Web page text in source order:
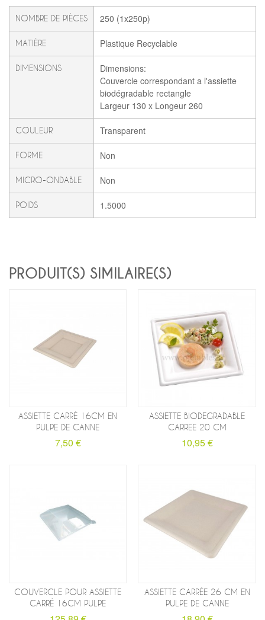
NOMBRE DE PIÈCES 250 (1x250p)
MATIÈRE Plastique Recyclable
DIMENSIONS
Dimensions:
Couvercle correspondant a l'assiette
biodégradable rectangle
Largeur 130 x Longeur 260
COULEUR Transparent
FORME Non
MICRO-ONDABLE Non
POIDS 1.5000
PRODUIT(S) SIMILAIRE(S)
ASSIETTE CARRÉ 16CM EN
PULPE DE CANNE
7,50 €
ASSIETTE BIODEGRADABLE
CARREE 20 CM
10,95 €
COUVERCLE POUR ASSIETTE
CARRÉ 16CM PULPE
ASSIETTE CARRÉE 26 CM EN
PULPE DE CANNE